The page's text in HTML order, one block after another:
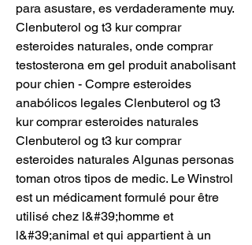
para asustare, es verdaderamente muy.
Clenbuterol og t3 kur comprar
esteroides naturales, onde comprar
testosterona em gel produit anabolisant
pour chien - Compre esteroides
anabólicos legales Clenbuterol og t3
kur comprar esteroides naturales
Clenbuterol og t3 kur comprar
esteroides naturales Algunas personas
toman otros tipos de medic. Le Winstrol
est un médicament formulé pour être
utilisé chez l&#39;homme et
l&#39;animal et qui appartient à un